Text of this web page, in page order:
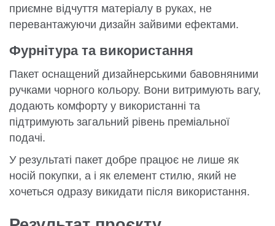
приємне відчуття матеріалу в руках, не
перевантажуючи дизайн зайвими ефектами.
Фурнітура та використання
Пакет оснащений дизайнерськими бавовняними
ручками чорного кольору. Вони витримують вагу,
додають комфорту у використанні та
підтримують загальний рівень преміальної
подачі.
У результаті пакет добре працює не лише як
носій покупки, а і як елемент стилю, який не
хочеться одразу викидати після використання.